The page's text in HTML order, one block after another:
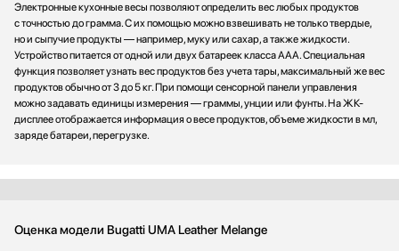
Электронные кухонные весы позволяют определить вес любых продуктов
с точностью до грамма. С их помощью можно взвешивать не только твердые,
но и сыпучие продукты — например, муку или сахар, а также жидкости.
Устройство питается от одной или двух батареек класса ААА. Специальная
функция позволяет узнать вес продуктов без учета тары, максимальный же вес
продуктов обычно от 3 до 5 кг. При помощи сенсорной панели управления
можно задавать единицы измерения — граммы, унции или фунты. На ЖК-
дисплее отображается информация о весе продуктов, объеме жидкости в мл,
заряде батареи, перегрузке.
Оценка модели Bugatti UMA Leather Melange